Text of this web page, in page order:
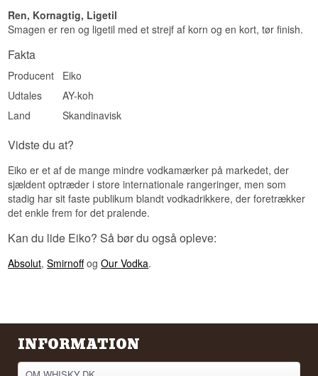
Eftersmag
Producent: Eiko
Størrelse: 70 CL
Destillationsmetode: Tripeldestilleret, filtreret fire
gange
EAN nr.: 50708550
Serveringsforslag: Let kølet i et lille glas, så den
med en tvist citron.
Smagsprofil
emballagen tager navnet bogstaveligt ved at
sætte en samurai på flasken. Det er ikke pynt,
men en direkte oversættelse af ordet til billede.
Ren, Kornagtig, Ligetil
Smagen er ren og ligetil med et strejf af korn og en kort, tør finish.
Fakta
Producent
Eiko
Udtales
AY-koh
Land
Skandinavisk
Vidste du at?
Eiko er et af de mange mindre vodkamærker på markedet, der
sjældent optræder i store internationale rangeringer, men som
stadig har sit faste publikum blandt vodkadrikkere, der foretrækker
det enkle frem for det pralende.
Kan du lide Eiko? Så bør du også opleve:
Absolut,SmirnoffogOur Vodka.
INFORMATION